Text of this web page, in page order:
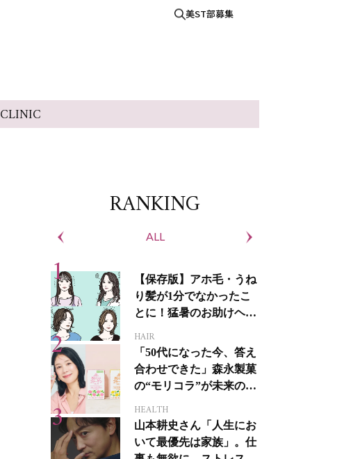
美ST部募集
CLINIC
RANKING
ALL
【保存版】アホ毛・うね
り髪が1分でなかったこ
とに！猛暑のお助けヘア
HAIR
「50代になった今、答え
合わせできた」森永製菓
の“モリコラ”が未来のキ
HEALTH
山本耕史さん「人生にお
いて最優先は家族」。仕